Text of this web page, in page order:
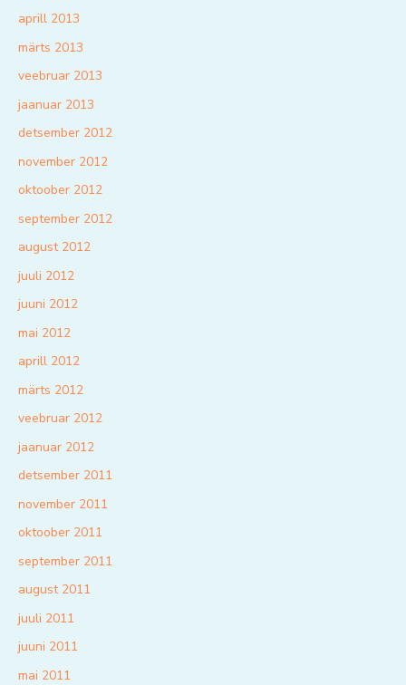
aprill 2013
märts 2013
veebruar 2013
jaanuar 2013
detsember 2012
november 2012
oktoober 2012
september 2012
august 2012
juuli 2012
juuni 2012
mai 2012
aprill 2012
märts 2012
veebruar 2012
jaanuar 2012
detsember 2011
november 2011
oktoober 2011
september 2011
august 2011
juuli 2011
juuni 2011
mai 2011